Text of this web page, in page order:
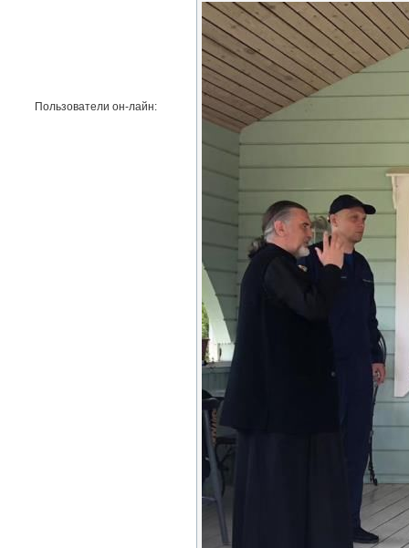
Пользователи он-лайн: